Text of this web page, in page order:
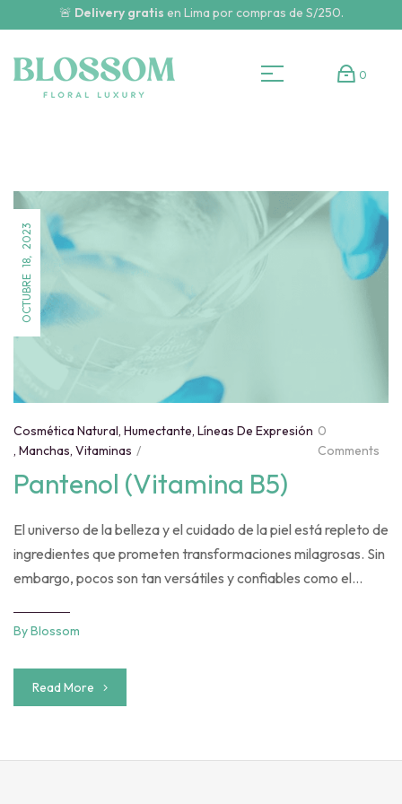
🚨 Delivery gratis en Lima por compras de S/250.
0
OCTUBRE 18, 2023
Cosmética Natural, Humectante, Líneas De Expresión
, Manchas, Vitaminas
0
Comments
Pantenol (Vitamina B5)
El universo de la belleza y el cuidado de la piel está repleto de
ingredientes que prometen transformaciones milagrosas. Sin
embargo, pocos son tan versátiles y confiables como el
beneficios, respaldados por investigaciones científicas.
pro-vitamina B5, es un […]
ByBlossom
Read More